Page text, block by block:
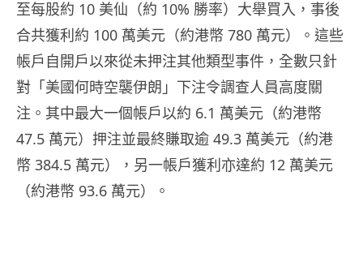
至每股約 10 美仙（約 10% 勝率）大舉買入，事後
合共獲利約 100 萬美元（約港幣 780 萬元）。這些
帳戶自開戶以來從未押注其他類型事件，全數只針
對「美國何時空襲伊朗」下注令調查人員高度關
注。其中最大一個帳戶以約 6.1 萬美元（約港幣
47.5 萬元）押注並最終賺取逾 49.3 萬美元（約港
幣 384.5 萬元），另一帳戶獲利亦達約 12 萬美元
（約港幣 93.6 萬元）。